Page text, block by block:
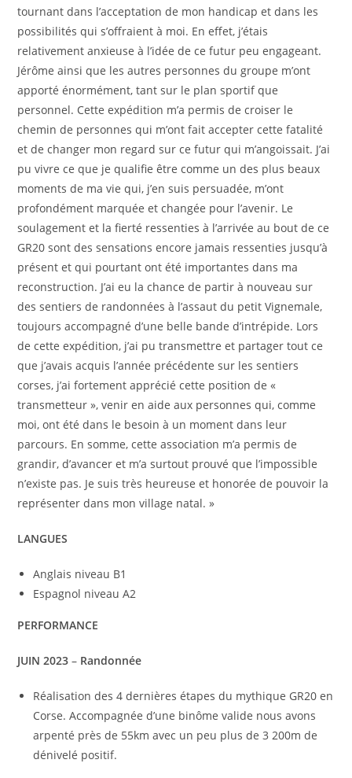
tournant dans l’acceptation de mon handicap et dans les
possibilités qui s’offraient à moi. En effet, j’étais
relativement anxieuse à l’idée de ce futur peu engageant.
Jérôme ainsi que les autres personnes du groupe m’ont
apporté énormément, tant sur le plan sportif que
personnel. Cette expédition m’a permis de croiser le
chemin de personnes qui m’ont fait accepter cette fatalité
et de changer mon regard sur ce futur qui m’angoissait. J’ai
pu vivre ce que je qualifie être comme un des plus beaux
moments de ma vie qui, j’en suis persuadée, m’ont
profondément marquée et changée pour l’avenir. Le
soulagement et la fierté ressenties à l’arrivée au bout de ce
GR20 sont des sensations encore jamais ressenties jusqu’à
présent et qui pourtant ont été importantes dans ma
reconstruction. J’ai eu la chance de partir à nouveau sur
des sentiers de randonnées à l’assaut du petit Vignemale,
toujours accompagné d’une belle bande d’intrépide. Lors
de cette expédition, j’ai pu transmettre et partager tout ce
que j’avais acquis l’année précédente sur les sentiers
corses, j’ai fortement apprécié cette position de «
transmetteur », venir en aide aux personnes qui, comme
moi, ont été dans le besoin à un moment dans leur
parcours. En somme, cette association m’a permis de
grandir, d’avancer et m’a surtout prouvé que l’impossible
n’existe pas. Je suis très heureuse et honorée de pouvoir la
représenter dans mon village natal. »
LANGUES
Anglais niveau B1
Espagnol niveau A2
PERFORMANCE
JUIN 2023– Randonnée
Réalisation des 4 dernières étapes du mythique GR20 en
Corse. Accompagnée d’une binôme valide nous avons
arpenté près de 55km avec un peu plus de 3 200m de
dénivelé positif.